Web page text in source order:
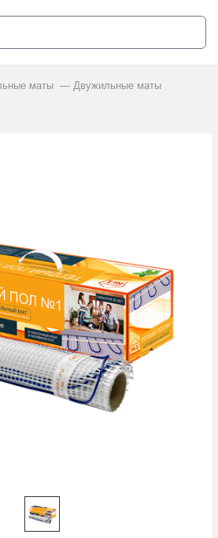
маты Двужильные маты